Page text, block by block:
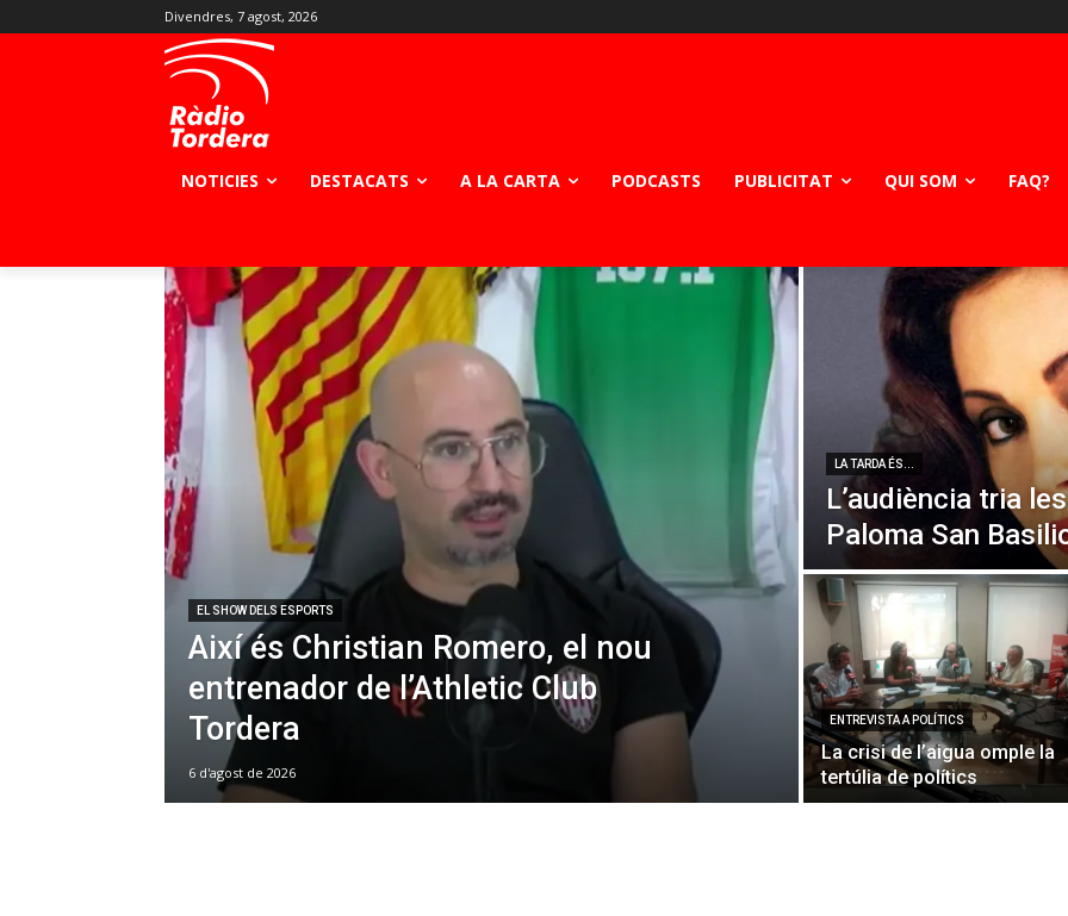
Divendres, 7 agost, 2026
NOTICIES DESTACATS A LA CARTA PODCASTS PUBLICITAT QUI SOM FAQ?
EL SHOW DELS ESPORTS
Així és Christian Romero, el nou
entrenador de l’Athletic Club
Tordera
6 d'agost de 2026
LA TARDA ÉS...
L’audiència tria
Paloma San
ENTREVISTA A POLÍTICS
La crisi de l’aigua omple la
tertúlia de polítics